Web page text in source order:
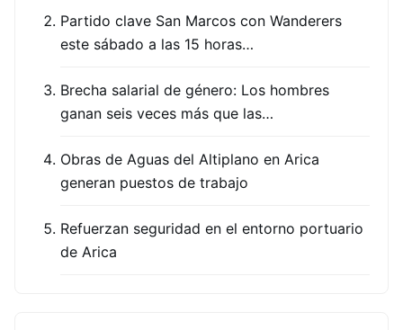
Partido clave San Marcos con Wanderers
este sábado a las 15 horas…
Brecha salarial de género: Los hombres
ganan seis veces más que las…
Obras de Aguas del Altiplano en Arica
generan puestos de trabajo
Refuerzan seguridad en el entorno portuario
de Arica